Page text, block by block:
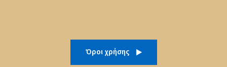
Όροι χρήσης